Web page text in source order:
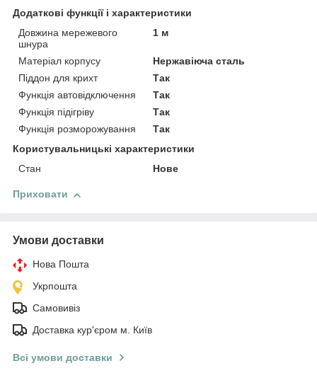
Додаткові функції і характеристики
Довжина мережевого
шнура
1 м
Матеріал корпусу
Нержавіюча сталь
Піддон для крихт
Так
Функція автовідключення
Так
Функція підігріву
Так
Функція розморожування
Так
Користувальницькі характеристики
Стан
Нове
Приховати
Умови доставки
Нова Пошта
Укрпошта
Самовивіз
Доставка кур'єром м. Київ
Всі умови доставки